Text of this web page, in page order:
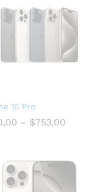
15 Pro
– $753,00